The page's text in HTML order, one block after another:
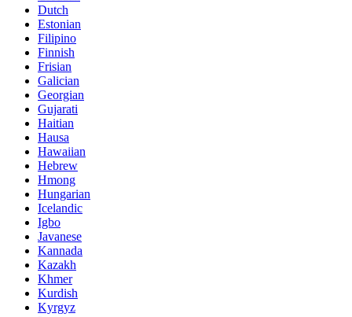
Dutch
Estonian
Filipino
Finnish
Frisian
Galician
Georgian
Gujarati
Haitian
Hausa
Hawaiian
Hebrew
Hmong
Hungarian
Icelandic
Igbo
Javanese
Kannada
Kazakh
Khmer
Kurdish
Kyrgyz